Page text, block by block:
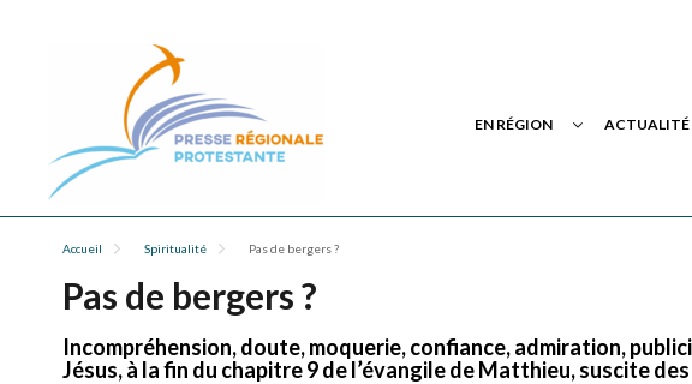
EN RÉGION ACTUALITÉ
Accueil Spiritualité Pas de bergers ?
Pas de bergers ?
Incompréhension, doute, moquerie, confiance, admiration,
Jésus, à la fin du chapitre 9 de l’évangile de Matthieu, suscite